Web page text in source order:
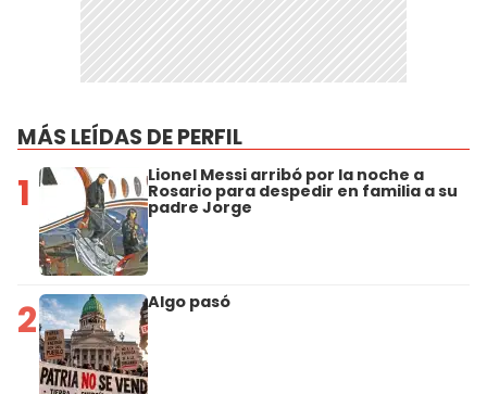
MÁS LEÍDAS DE PERFIL
1 Lionel Messi arribó por la noche a
Rosario para despedir en familia a su
padre Jorge
2 Algo pasó